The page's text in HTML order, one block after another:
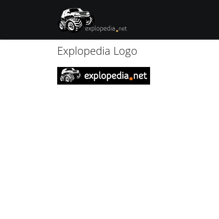
Explopedia Logo